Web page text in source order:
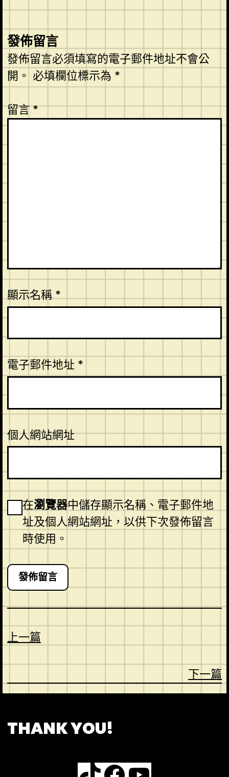
發佈留言
發佈留言必須填寫的電子郵件地址不會公
開。 必填欄位標示為 *
留言*
顯示名稱*
電子郵件地址 *
個人網站網址
在瀏覽器中儲存顯示名稱、電子郵件地
址及個人網站網址，以供下次發佈留言
時使用。
上一篇
下一篇
THANK YOU!